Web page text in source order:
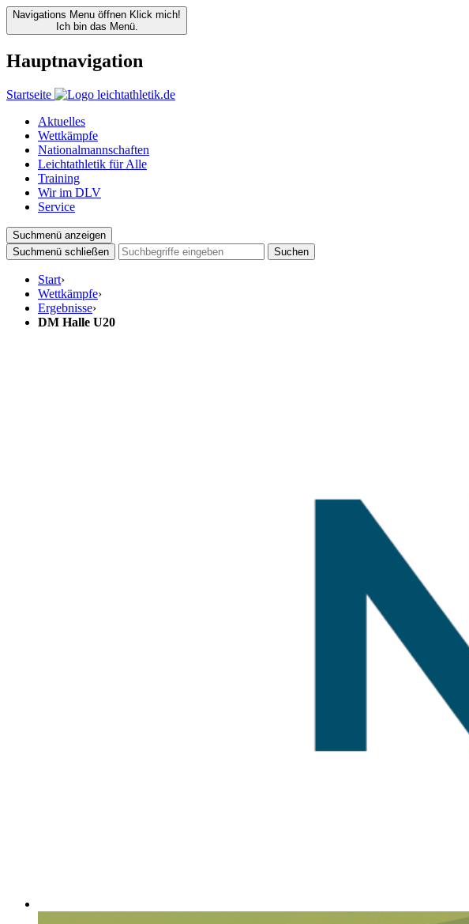
Navigations Menu öffnen Klick mich!
Ich bin das Menü.
Hauptnavigation
Startseite
Aktuelles
Wettkämpfe
Nationalmannschaften
Leichtathletik für Alle
Training
Wir im DLV
Service
Suchmenü anzeigen
Suchmenü schließen
Suchen
Start›
Wettkämpfe›
Ergebnisse›
DM Halle U20